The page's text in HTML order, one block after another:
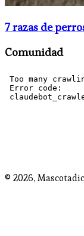
7 razas de
Comunidad
© 2026,